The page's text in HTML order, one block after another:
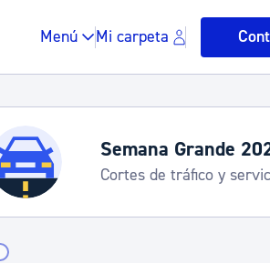
Menú Mi carpeta
Semana Grande
Cortes de tráfico y